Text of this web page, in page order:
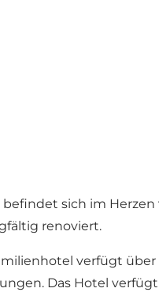
sich im
renoviert.
verfügt
Das Hotel